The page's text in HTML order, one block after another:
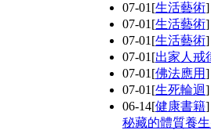
07-01 [生活藝術
07-01 [生活藝術
07-01 [生活藝術
07-01 [出家人戒
07-01 [佛法應用
07-01 [生死輪迴
06-14[健康書籍
秘藏的體質養